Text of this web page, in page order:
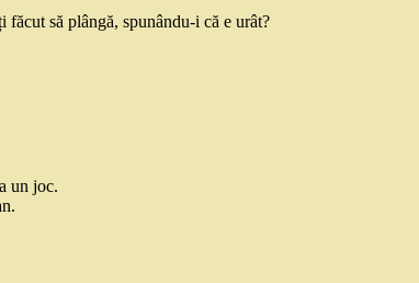
să plângă, spunându-i că e urât?
un joc.